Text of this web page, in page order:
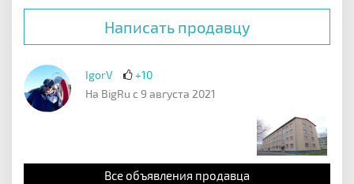
Написать продавцу
IgorV
+10
На BigRu с 9 августа 2021
Все объявления продавца